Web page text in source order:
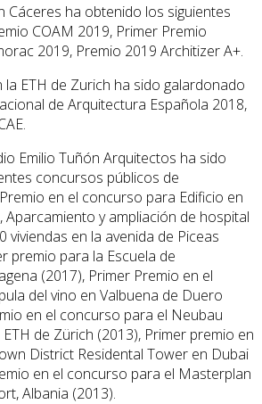
Cáceres ha obtenido los siguientes
COAM 2019, Primer Premio
2019, Premio 2019 Architizer A+.
la ETH de Zurich ha sido galardonado
de Arquitectura Española 2018,
Emilio Tuñón Arquitectos ha sido
concursos públicos de
en el concurso para Edificio en
Aparcamiento y ampliación de hospital
viviendas en la avenida de Piceas
premio para la Escuela de
(2017), Primer Premio en el
del vino en Valbuena de Duero
en el concurso para el Neubau
de Zürich (2013), Primer premio en
District Residental Tower en Dubai
en el concurso para el Masterplan
Albania (2013).